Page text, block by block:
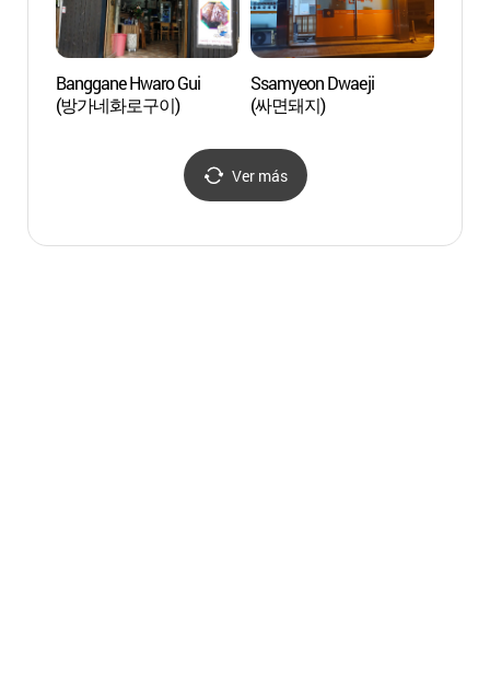
Banggane Hwaro Gui
(방가네화로구이)
Ssamyeon Dwaeji
(싸면돼지)
Ver más